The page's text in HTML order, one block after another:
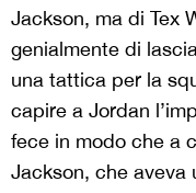
Jackson, ma di Tex
genialmente di
una tattica per la
capire a Jordan
fece in modo che a
Jackson, che aveva